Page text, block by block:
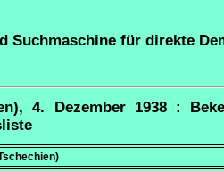
Suchmaschine für direkte
4. Dezember 1938 :